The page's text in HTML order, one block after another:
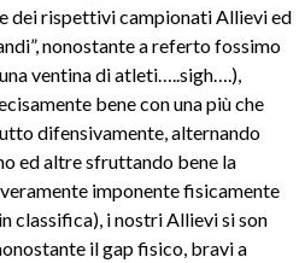
dei rispettivi campionati Allievi ed
nonostante a referto fossimo
ventina di atleti…..sigh….),
bene con una più che
difensivamente, alternando
ed altre sfruttando bene la
veramente imponente fisicamente
classifica), i nostri Allievi si son
il gap fisico, bravi a